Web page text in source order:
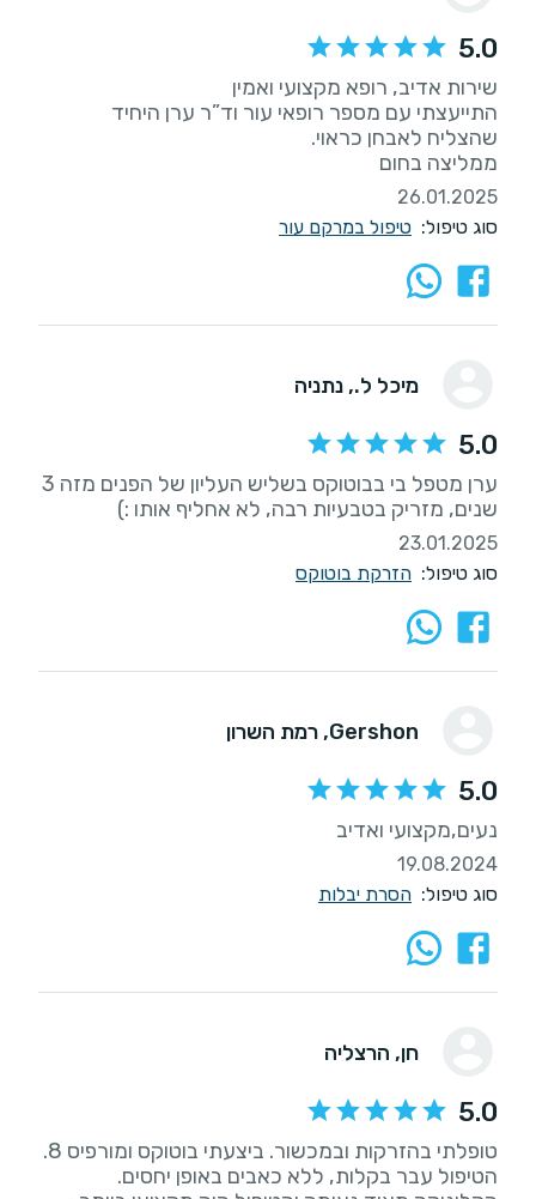
5.0
התייעצתי עם מספר רופאי עור וד”ר ערן היחיד
ממליצה בחום
26.01.2025
סוג טיפול: טיפול במרקם עור
מיכל ל., נתניה
5.0
ערן מטפל בי בבוטוקס בשליש העליון של הפנים מזה 3
שנים, מזריק בטבעיות רבה, לא אחליף אותו :)
23.01.2025
סוג טיפול: הזרקת בוטוקס
Gershon, רמת השרון
5.0
נעים,מקצועי ואדיב
19.08.2024
סוג טיפול: הסרת יבלות
חן, הרצליה
5.0